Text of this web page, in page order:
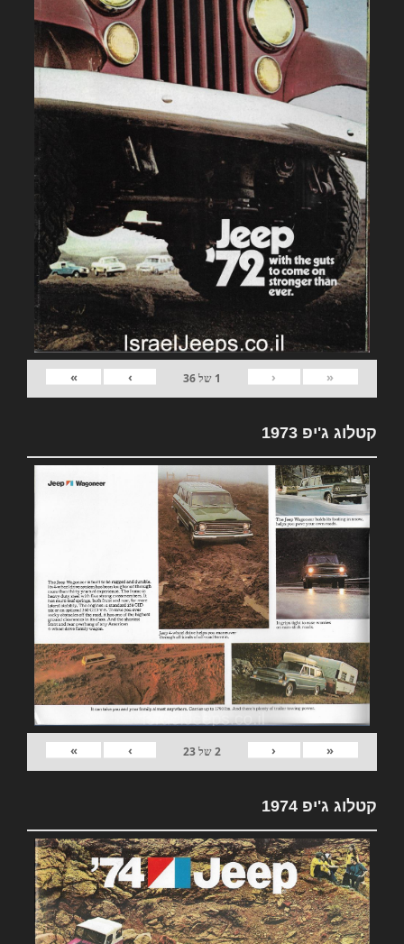
«
‹
1 של36
›
»
קטלוג ג'יפ 1973
«
‹
2של23
›
»
קטלוג ג'יפ 1974